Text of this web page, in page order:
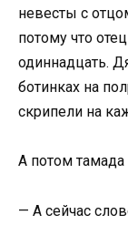
невесты с
потому что
одиннадцать.
ботинках на
скрипели на
А потом тамада
— А сейчас